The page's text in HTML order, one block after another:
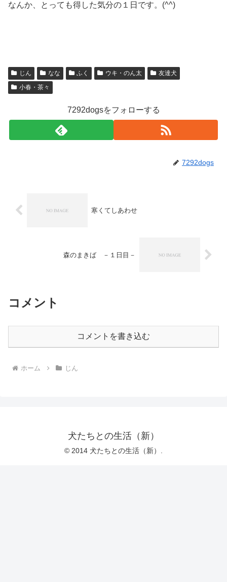
なんか、とっても得した気分の１日です。(^^)
じん なな ふく ウキ・のん太
友達犬
小春・茶々
7292dogsをフォローする
7292dogs
寒くてしあわせ
森のまきば －１日目－
コメント
コメントを書き込む
ホーム じん
犬たちとの生活（新）
© 2014 犬たちとの生活（新）.